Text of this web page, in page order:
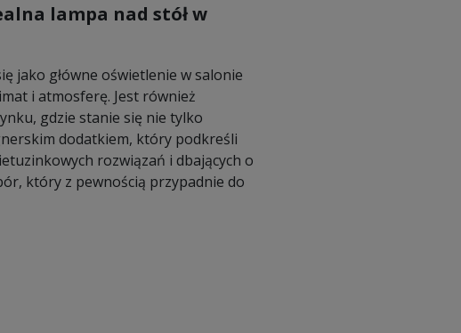
lampa nad stół w
jako główne oświetlenie w salonie
i atmosferę. Jest również
gdzie stanie się nie tylko
dodatkiem, który podkreśli
rozwiązań i dbających o
który z pewnością przypadnie do